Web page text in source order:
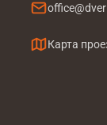
Карта